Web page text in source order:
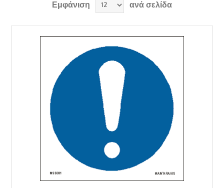
Εμφάνιση ανά σελίδα